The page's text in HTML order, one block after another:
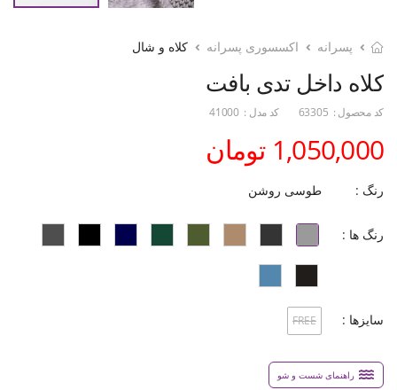
پسرانه اکسسوری پسرانه کلاه و شال
کلاه داخل تدی بافت
کد محصول : 63305 کد مدل : 41000
1,050,000 تومان
رنگ : طوسی روشن
رنگ ها :
سایزها : FREE
راهنمای شست و شو